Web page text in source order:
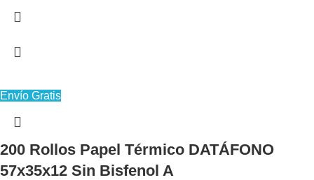
Envío Gratis
200 Rollos Papel Térmico DATÁFONO
57x35x12 Sin Bisfenol A